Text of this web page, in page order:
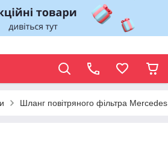
Шланг повітряного фільтра